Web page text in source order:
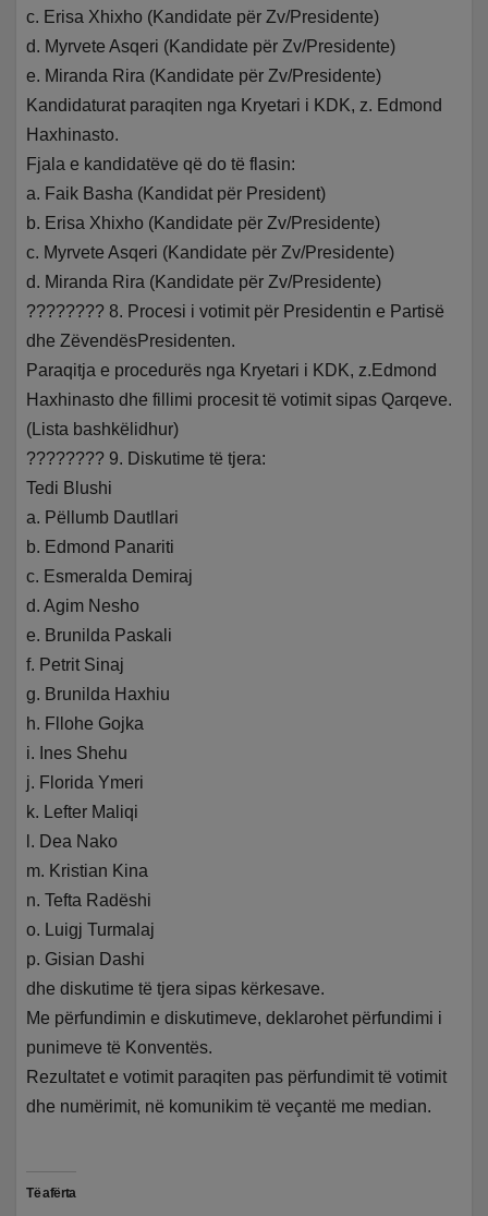
c. Erisa Xhixho (Kandidate për Zv/Presidente)
d. Myrvete Asqeri (Kandidate për Zv/Presidente)
e. Miranda Rira (Kandidate për Zv/Presidente)
Kandidaturat paraqiten nga Kryetari i KDK, z. Edmond
Haxhinasto.
Fjala e kandidatëve që do të flasin:
a. Faik Basha (Kandidat për President)
b. Erisa Xhixho (Kandidate për Zv/Presidente)
c. Myrvete Asqeri (Kandidate për Zv/Presidente)
d. Miranda Rira (Kandidate për Zv/Presidente)
???????? 8. Procesi i votimit për Presidentin e Partisë
dhe ZëvendësPresidenten.
Paraqitja e procedurës nga Kryetari i KDK, z.Edmond
Haxhinasto dhe fillimi procesit të votimit sipas Qarqeve.
(Lista bashkëlidhur)
???????? 9. Diskutime të tjera:
Tedi Blushi
a. Pëllumb Dautllari
b. Edmond Panariti
c. Esmeralda Demiraj
d. Agim Nesho
e. Brunilda Paskali
f. Petrit Sinaj
g. Brunilda Haxhiu
h. Fllohe Gojka
i. Ines Shehu
j. Florida Ymeri
k. Lefter Maliqi
l. Dea Nako
m. Kristian Kina
n. Tefta Radëshi
o. Luigj Turmalaj
p. Gisian Dashi
dhe diskutime të tjera sipas kërkesave.
Me përfundimin e diskutimeve, deklarohet përfundimi i
punimeve të Konventës.
Rezultatet e votimit paraqiten pas përfundimit të votimit
dhe numërimit, në komunikim të veçantë me median.
Të afërta